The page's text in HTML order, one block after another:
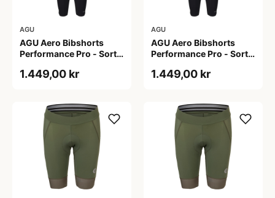
AGU
AGU Aero Bibshorts
Performance Pro - Sort -
1.449,00 kr
AGU
AGU Aero Bibshorts
Performance Pro - Sort -
1.449,00 kr